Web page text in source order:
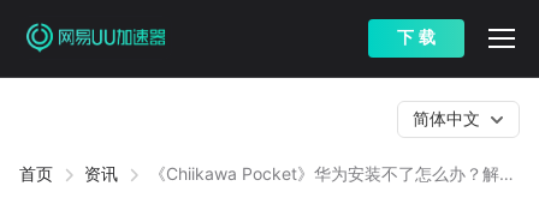
下 载
首页 资讯
《Chiikawa Pocket》华为安装不了怎么办？解决
简体中文